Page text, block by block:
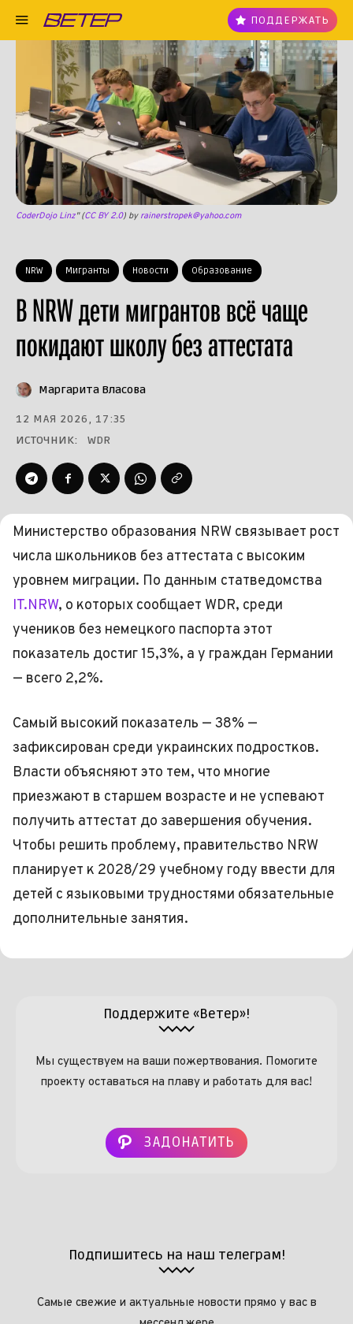
ПОДДЕРЖАТЬ
NRW Мигранты Новости Образование
В NRW дети мигрантов всё чаще
покидают школу без аттестата
CoderDojo Linz" (CC BY 2.0) by rainerstropek@yahoo.com
Маргарита Власова
12 МАЯ 2026, 17:35
ИСТОЧНИК:
WDR
Министерство образования NRW связывает рост
числа школьников без аттестата с высоким
уровнем миграции. По данным статведомства
IT.NRW, о которых сообщает WDR, среди
учеников без немецкого паспорта этот
показатель достиг 15,3%, а у граждан Германии
— всего 2,2%.
Самый высокий показатель — 38% —
зафиксирован среди украинских подростков.
Власти объясняют это тем, что многие
приезжают в старшем возрасте и не успевают
получить аттестат до завершения обучения.
Чтобы решить проблему, правительство NRW
планирует к 2028/29 учебному году ввести для
детей с языковыми трудностями обязательные
дополнительные занятия.
Поддержите «Ветер»!
Мы существуем на ваши пожертвования. Помогите
проекту оставаться на плаву и работать для вас!
ЗАДОНАТИТЬ
Подпишитесь на наш телеграм!
Самые свежие и актуальные новости прямо у вас в